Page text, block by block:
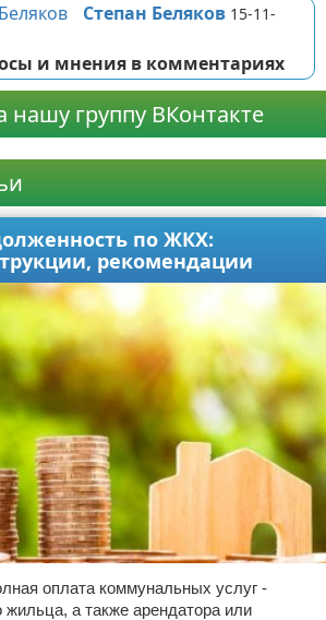
Степан Беляков 15-11-
и мнения в комментариях
группу ВКонтакте
по ЖКХ:
рекомендации
оплата коммунальных услуг -
жильца, а также арендатора или